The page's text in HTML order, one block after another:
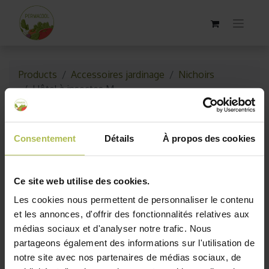
Consentement Détails À propos des cookies
Ce site web utilise des cookies.
Les cookies nous permettent de personnaliser le contenu
et les annonces, d'offrir des fonctionnalités relatives aux
médias sociaux et d'analyser notre trafic. Nous
partageons également des informations sur l'utilisation de
notre site avec nos partenaires de médias sociaux, de
Products Accessoires jardinage
Nichoirs
Hôtel à insectes M